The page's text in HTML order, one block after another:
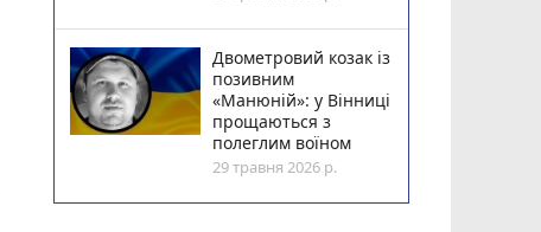
Двометровий козак із
позивним
«Манюній»: у Вінниці
прощаються з
полеглим воїном
29 травня 2026 р.